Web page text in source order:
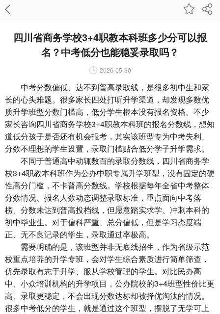
四川省商务学校3+4职教本科班多少分可以报
名？中考低分也能稳妥录取吗？
2026-05-30
中考分数偏低、达不到普高录取线，是很多初中生和家
长的心头难题。很多家长四处打听升学渠道，却发现多数优
质升学班型分数门槛高，低分学生根本没有报名资格。不少
家长咨询四川省商务学校3+4职教本科班的报名分数线，想知
道低分孩子是否还有机会报考，其实该班型专为中考失利、
分数不理想的学生设置，录取门槛贴合低分学子升学需求。
不同于普通高中动辄数百的录取分数线，四川省商务学
校3+4职教本科班作为公办中职专属升学班型，没有固定的硬
性高分门槛，不卡普高分数线。学校根据每年全省中考整体
分数情况、报名人数动态调整录取标准，重点面向中考落
榜、分数未达到普高投档线，但愿意踏实求学、冲刺本科的
初中毕业生。对于偏科严重、总分偏低，但是学习态度端
正、无不良记录的学生，录取通过率极高。
需要明确的是，该班型并非无底线招生，作为省级示范
校重点培养的升学专班，会对学生综合素质进行简单筛查，
优先录取有志于升学、服从学校管理的学生。对比民办高
中、小众培训机构的升学项目，公办院校的3+4班型性价比更
高、录取更稳定，不会出现分数达标却被择优淘汰的情况。
很多中考低分的学生，就是通过这个班型，摆脱了无学可上